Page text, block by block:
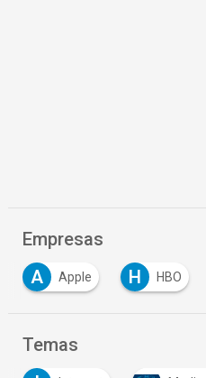
Empresas
H
HBO H Hulu
Temas